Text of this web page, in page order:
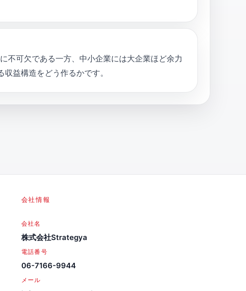
不可欠である一方、中小企業には大企業ほど余力
益構造をどう作るかです。
会社情報
会社名
株式会社Strategya
電話番号
06-7166-9944
メール